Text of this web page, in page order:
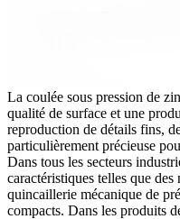
La coulée sous pression de
qualité de surface et une
reproduction de détails fins,
particulièrement précieuse
Dans tous les secteurs
caractéristiques telles que
quincaillerie mécanique de
compacts. Dans les produits